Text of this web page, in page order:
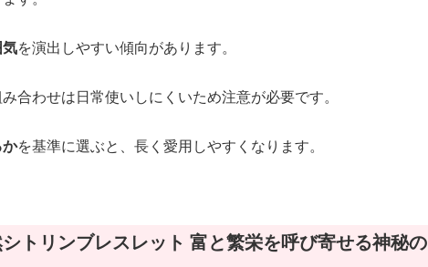
を演出しやすい傾向があります。
合わせは日常使いしにくいため注意が必要です。
を基準に選ぶと、長く愛用しやすくなります。
トリンブレスレット 富と繁栄を呼び寄せる神秘の